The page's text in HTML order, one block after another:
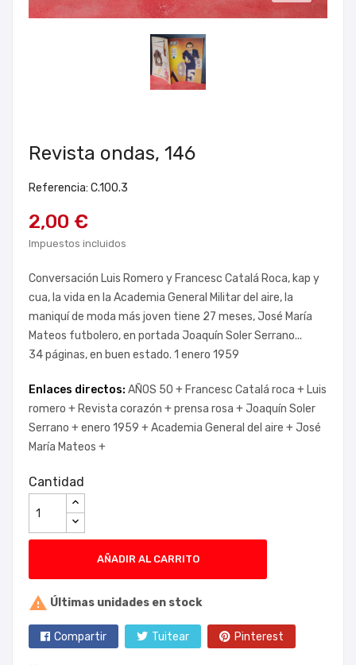
Revista ondas, 146
Referencia: C.100.3
2,00 €
Impuestos incluidos
Conversación Luis Romero y Francesc Catalá Roca, kap y
cua, la vida en la Academia General Militar del aire, la
maniquí de moda más joven tiene 27 meses, José María
Mateos futbolero, en portada Joaquín Soler Serrano...
34 páginas, en buen estado. 1 enero 1959
Enlaces directos: AÑOS 50 + Francesc Catalá roca + Luis
romero + Revista corazón +prensa rosa +Joaquín Soler
Serrano +enero 1959 +Academia General del aire +José
María Mateos +
Cantidad
AÑADIR AL CARRITO
 Últimas unidades en stock
Compartir Tuitear Pinterest